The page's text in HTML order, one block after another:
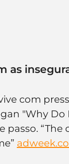
as
com
"Why
passo.